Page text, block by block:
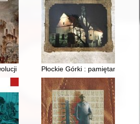
francuskiejPłockie Górki : pamiętamy